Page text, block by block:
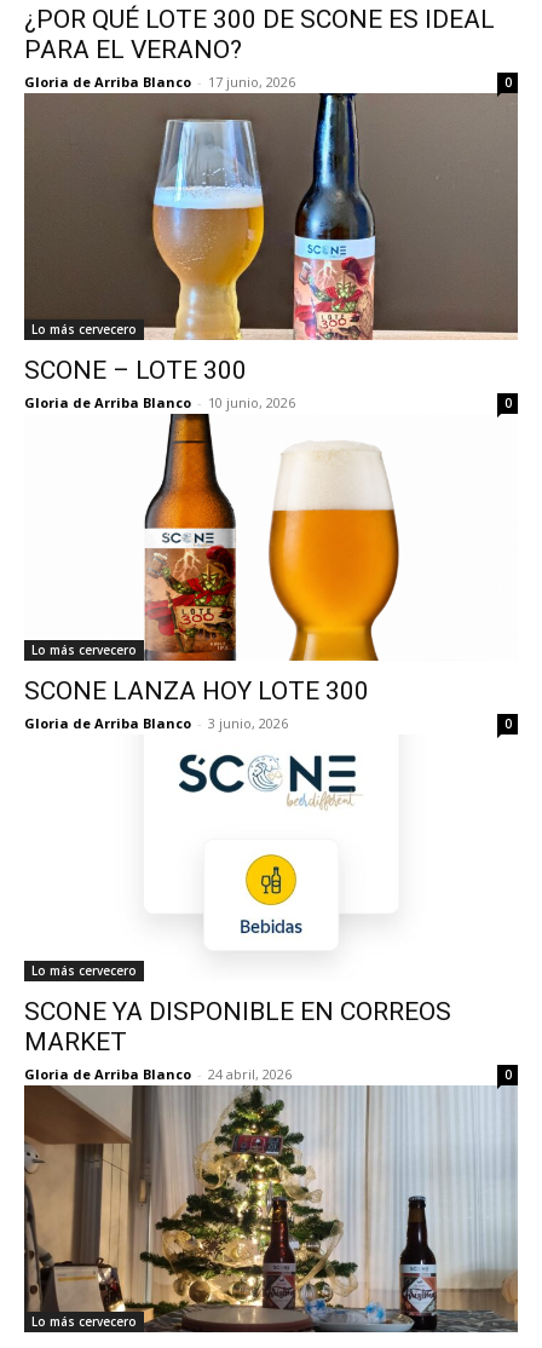
¿POR QUÉ LOTE 300 DE SCONE ES IDEAL
PARA EL VERANO?
Gloria de Arriba Blanco - 17 junio, 2026 0
Lo más cervecero
SCONE – LOTE 300
Gloria de Arriba Blanco - 10 junio, 2026 0
Lo más cervecero
SCONE LANZA HOY LOTE 300
Gloria de Arriba Blanco - 3 junio, 2026 0
Lo más cervecero
SCONE YA DISPONIBLE EN CORREOS
MARKET
Gloria de Arriba Blanco - 24 abril, 2026 0
Lo más cervecero